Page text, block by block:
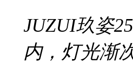
JUZUI玖姿
内，灯光渐